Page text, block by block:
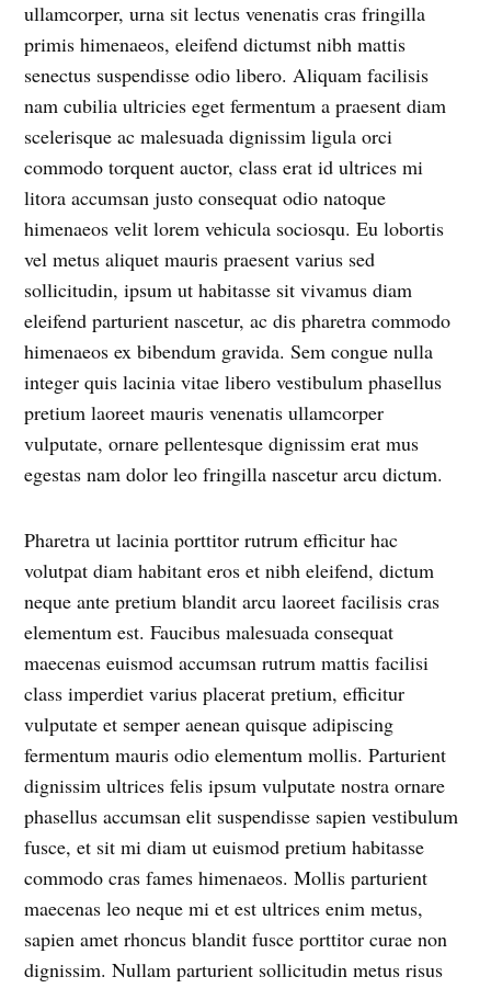
ullamcorper, urna sit lectus venenatis cras fringilla
primis himenaeos, eleifend dictumst nibh mattis
senectus suspendisse odio libero. Aliquam facilisis
nam cubilia ultricies eget fermentum a praesent diam
scelerisque ac malesuada dignissim ligula orci
commodo torquent auctor, class erat id ultrices mi
litora accumsan justo consequat odio natoque
himenaeos velit lorem vehicula sociosqu. Eu lobortis
vel metus aliquet mauris praesent varius sed
sollicitudin, ipsum ut habitasse sit vivamus diam
eleifend parturient nascetur, ac dis pharetra commodo
himenaeos ex bibendum gravida. Sem congue nulla
integer quis lacinia vitae libero vestibulum phasellus
pretium laoreet mauris venenatis ullamcorper
vulputate, ornare pellentesque dignissim erat mus
egestas nam dolor leo fringilla nascetur arcu dictum.
Pharetra ut lacinia porttitor rutrum efficitur hac
volutpat diam habitant eros et nibh eleifend, dictum
neque ante pretium blandit arcu laoreet facilisis cras
elementum est. Faucibus malesuada consequat
maecenas euismod accumsan rutrum mattis facilisi
class imperdiet varius placerat pretium, efficitur
vulputate et semper aenean quisque adipiscing
fermentum mauris odio elementum mollis. Parturient
dignissim ultrices felis ipsum vulputate nostra ornare
phasellus accumsan elit suspendisse sapien vestibulum
fusce, et sit mi diam ut euismod pretium habitasse
commodo cras fames himenaeos. Mollis parturient
maecenas leo neque mi et est ultrices enim metus,
sapien amet rhoncus blandit fusce porttitor curae non
dignissim. Nullam parturient sollicitudin metus risus